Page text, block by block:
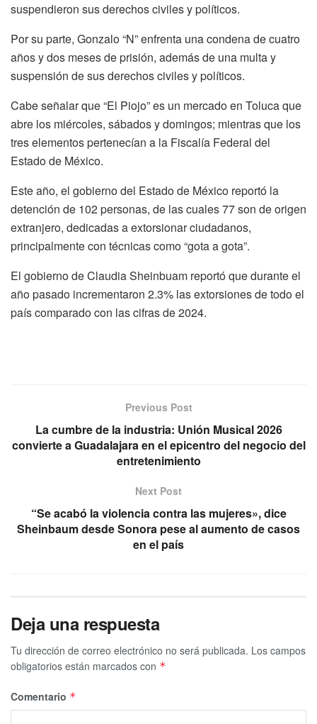
suspendieron sus derechos civiles y políticos.
Por su parte, Gonzalo “N” enfrenta una condena de cuatro
años y dos meses de prisión, además de una multa y
suspensión de sus derechos civiles y políticos.
Cabe señalar que “El Piojo” es un mercado en Toluca que
abre los miércoles, sábados y domingos; mientras que los
tres elementos pertenecían a la Fiscalía Federal del
Estado de México.
Este año, el gobierno del Estado de México reportó la
detención de 102 personas, de las cuales 77 son de origen
extranjero, dedicadas a extorsionar ciudadanos,
principalmente con técnicas como “gota a gota”.
El gobierno de Claudia Sheinbuam reportó que durante el
año pasado incrementaron 2.3% las extorsiones de todo el
país comparado con las cifras de 2024.
Previous Post
La cumbre de la industria: Unión Musical 2026
convierte a Guadalajara en el epicentro del negocio del
entretenimiento
Next Post
“Se acabó la violencia contra las mujeres», dice
Sheinbaum desde Sonora pese al aumento de casos
en el país
Deja una respuesta
Tu dirección de correo electrónico no será publicada. Los campos
obligatorios están marcados con *
Comentario *